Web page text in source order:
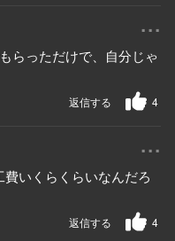
...
らっただけで、自分じゃ
4
返信する
...
いくらくらいなんだろ
4
返信する